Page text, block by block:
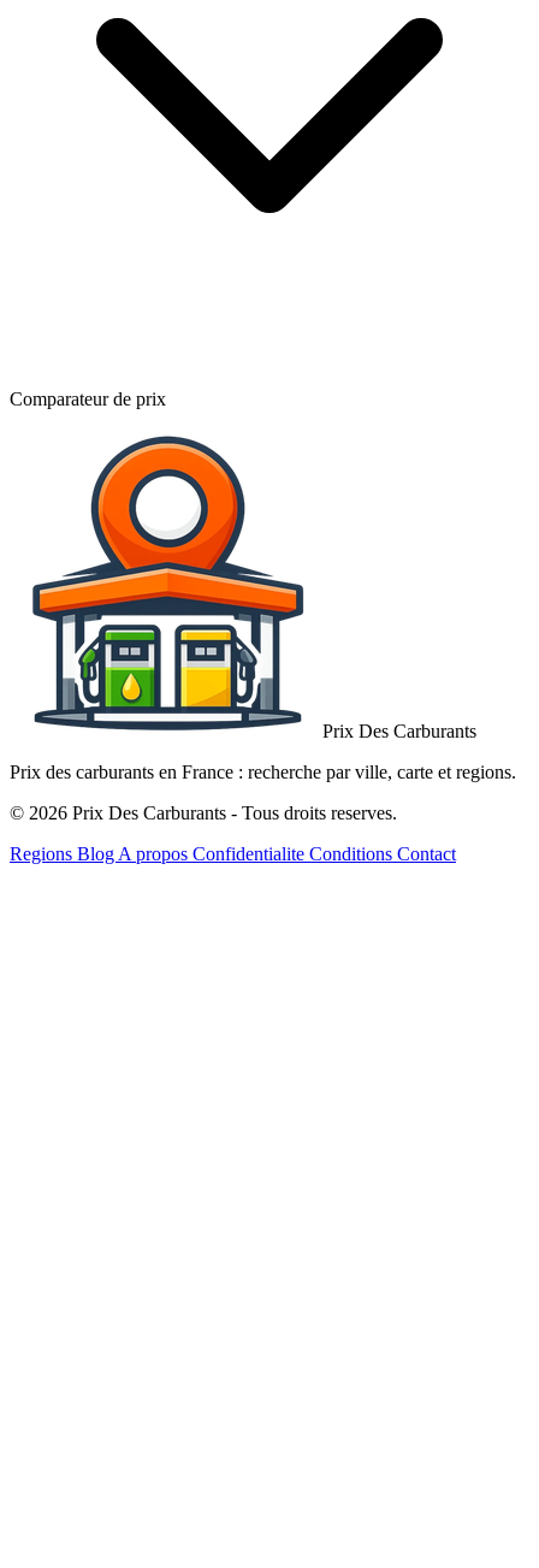
Comparateur de prix
Prix Des Carburants
Prix des carburants en France : recherche par ville, carte et regions.
© 2026 Prix Des Carburants - Tous droits reserves.
Regions Blog A propos Confidentialite Conditions Contact